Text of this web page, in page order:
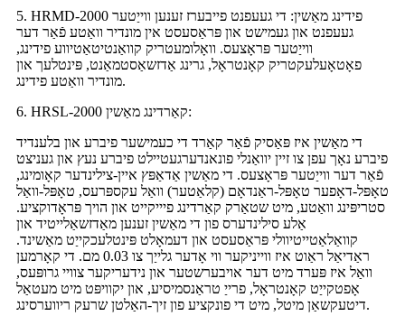
5. HRMD-2000 פידינג מאַשין: די געעפנט פייבערז זענען ווייַטער
געעפנט און געמישט און פּראַסעסט אין מונדיר וואַטע פֿאַר דער
ווייַטער פּראָצעס. וואָלומעטריק קוואַנטיטאַטיווע פידינג,
פאָטאָעלעקטריק קאָנטראָל, גרינג אַדזשאַסטמאַנט, פּינטלעך און
מונדיר וואַטע פידינג.
6. HRSL-2000 קאַרדינג מאַשין:
די מאַשין איז פּאַסיק פֿאַר קאַרד די כעמישער פיברע און בלענדיד
פיברע נאָך עפן צו זיין יוואַנלי פונאנדערגעטיילט פיברע נעץ און געניצט
פֿאַר דער ווייַטער פּראָצעס. די מאַשין אַדאַפּץ איין-צילינדער קאָומינג,
טאָפּל-דאָפער טאָפּל-ראַנדאָם (קלאַטער) וואַל עקספּרעס, טאָפּל-וואַל
סטריפּינג וואַטע, מיט שטאַרק קאַרדינג פיייקייט און הויך פּראָדוקציע.
אַלע סילינדערס פון די מאַשין זענען מאַדזשאַלייטיד און
קוואַלאַטייטיוולי פּראַסעסט און דעמאָלט פּינטלעכקייַט מאַשינד.
ראַדיאַל ראַוט איז ווייניקער ווי אָדער גלייַך צו 0.03 מם. די קאָרמען
וואַל איז פּערד מיט דער אויבערשטער און נידעריקער צוויי גרופּעס,
אָפטקייַט קאָנטראָל, פרייַ טראַנסמיסיע, און יקוויפּט מיט מעטאַל
דיטעקשאַן מיטל, מיט די פונקציע פון ​​זיך-האַלטן שרעק ריווערסינג.